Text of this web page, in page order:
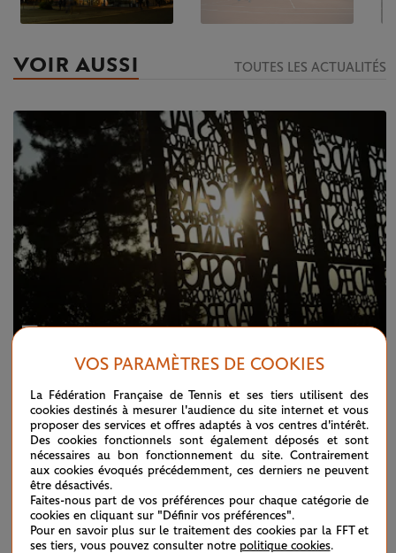
VOIR AUSSI TOUTES LES ACTUALITÉS
Entre ombres et lumières
VOS PARAMÈTRES DE COOKIES
La Fédération Française de Tennis et ses tiers utilisent des
cookies destinés à mesurer l'audience du site internet et vous
proposer des services et offres adaptés à vos centres d'intérêt.
Des cookies fonctionnels sont également déposés et sont
nécessaires au bon fonctionnement du site. Contrairement
aux cookies évoqués précédemment, ces derniers ne peuvent
être désactivés.
Faites-nous part de vos préférences pour chaque catégorie de
cookies en cliquant sur "Définir vos préférences".
Pour en savoir plus sur le traitement des cookies par la FFT et
ses tiers, vous pouvez consulter notre politique cookies.